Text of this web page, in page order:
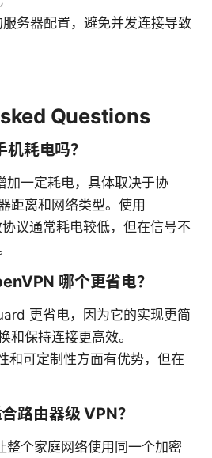
务器配置，避免并发连接导致
Questions
耗电吗？
加一定耗电，具体取决于协
距离和网络类型。使用
议通常耗电较低，但在信号不
哪个更省电？
更省电，因为它的实现更简
和保持连接更高效。
和可定制性方面有优势，但在
路由器级 VPN？
整个家庭网络使用同一个加密